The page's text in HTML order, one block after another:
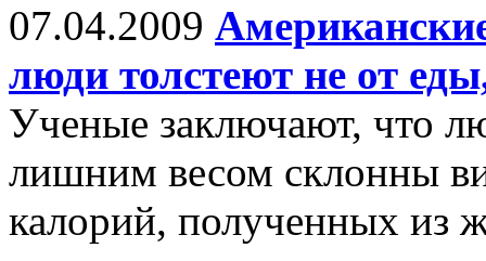
07.04.2009
люди толстеют не от
Ученые заключают, что
лишним весом склонны
калорий, полученных из